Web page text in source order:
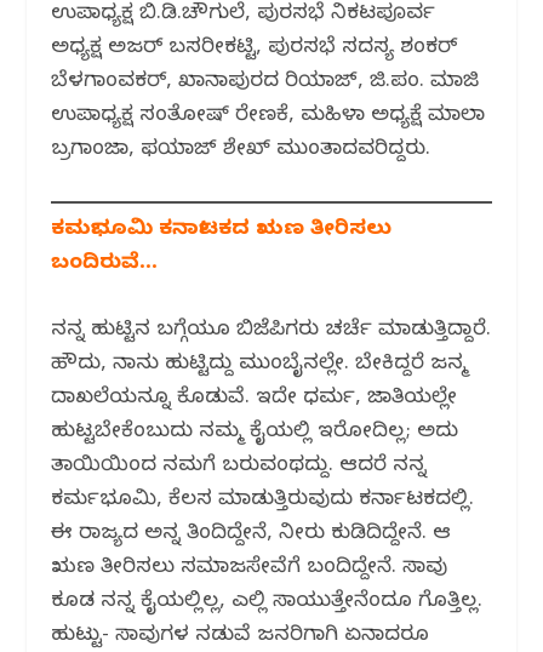
ಉಪಾಧ್ಯಕ್ಷ ಬಿ.ಡಿ.ಚೌಗುಲೆ, ಪುರಸಭೆ ನಿಕಟಪೂರ್ವ
ಅಧ್ಯಕ್ಷ ಅಜರ್ ಬಸರೀಕಟ್ಟಿ, ಪುರಸಭೆ ಸದಸ್ಯ ಶಂಕರ್
ಬೆಳಗಾಂವಕರ್, ಖಾನಾಪುರದ ರಿಯಾಜ್, ಜಿ.ಪಂ. ಮಾಜಿ
ಉಪಾಧ್ಯಕ್ಷ ಸಂತೋಷ್ ರೇಣಕೆ, ಮಹಿಳಾ ಅಧ್ಯಕ್ಷೆ ಮಾಲಾ
ಬ್ರಗಾಂಜಾ, ಫಯಾಜ್ ಶೇಖ್ ಮುಂತಾದವರಿದ್ದರು.
ಕರ್ಮಭೂಮಿ ಕರ್ನಾಟಕದ ಋಣ ತೀರಿಸಲು
ಬಂದಿರುವೆ…
ನನ್ನ ಹುಟ್ಟಿನ ಬಗ್ಗೆಯೂ ಬಿಜೆಪಿಗರು ಚರ್ಚೆ ಮಾಡುತ್ತಿದ್ದಾರೆ.
ಹೌದು, ನಾನು ಹುಟ್ಟಿದ್ದು ಮುಂಬೈನಲ್ಲೇ. ಬೇಕಿದ್ದರೆ ಜನ್ಮ
ದಾಖಲೆಯನ್ನೂ ಕೊಡುವೆ. ಇದೇ ಧರ್ಮ, ಜಾತಿಯಲ್ಲೇ
ಹುಟ್ಟಬೇಕೆಂಬುದು ನಮ್ಮ ಕೈಯಲ್ಲಿ ಇರೋದಿಲ್ಲ; ಅದು
ತಾಯಿಯಿಂದ ನಮಗೆ ಬರುವಂಥದ್ದು. ಆದರೆ ನನ್ನ
ಕರ್ಮಭೂಮಿ, ಕೆಲಸ ಮಾಡುತ್ತಿರುವುದು ಕರ್ನಾಟಕದಲ್ಲಿ.
ಈ ರಾಜ್ಯದ ಅನ್ನ ತಿಂದಿದ್ದೇನೆ, ನೀರು ಕುಡಿದಿದ್ದೇನೆ. ಆ
ಋಣ ತೀರಿಸಲು ಸಮಾಜಸೇವೆಗೆ ಬಂದಿದ್ದೇನೆ. ಸಾವು
ಕೂಡ ನನ್ನ ಕೈಯಲ್ಲಿಲ್ಲ, ಎಲ್ಲಿ ಸಾಯುತ್ತೇನೆಂದೂ ಗೊತ್ತಿಲ್ಲ.
ಹುಟ್ಟು- ಸಾವುಗಳ ನಡುವೆ ಜನರಿಗಾಗಿ ಏನಾದರೂ